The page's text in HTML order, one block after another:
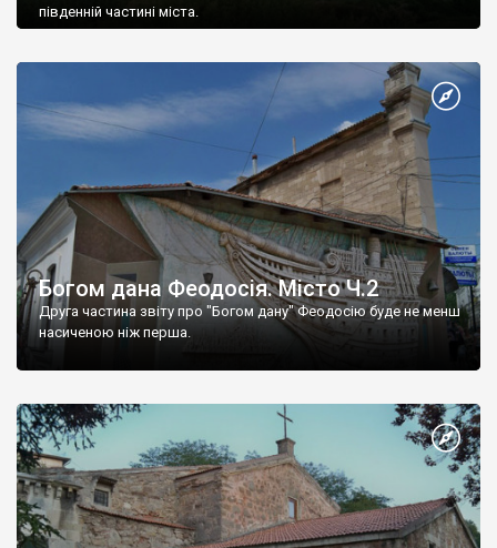
південній частині міста.
Богом дана Феодосія. Місто Ч.2
Друга частина звіту про "Богом дану" Феодосію буде не менш
насиченою ніж перша.